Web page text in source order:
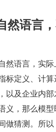
然语言
然语言，实
标定义、计
及企业内部
义，那么模
做猜测。所